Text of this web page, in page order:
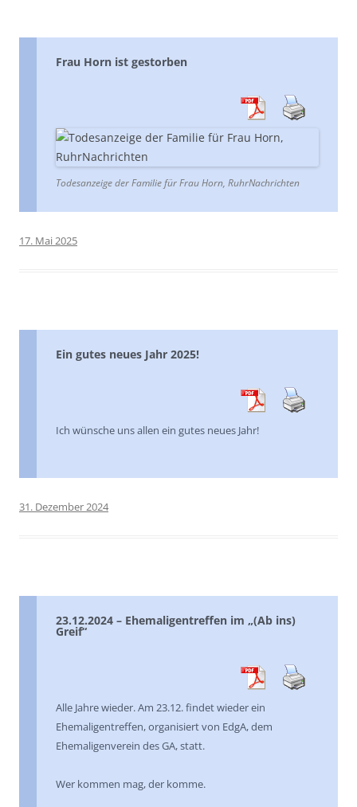
Frau Horn ist gestorben
Todesanzeige der Familie für Frau Horn, RuhrNachrichten
17. Mai 2025
Ein gutes neues Jahr 2025!
Ich wünsche uns allen ein gutes neues Jahr!
31. Dezember 2024
23.12.2024 – Ehemaligentreffen im „(Ab ins)
Greif“
Alle Jahre wieder. Am 23.12. findet wieder ein
Ehemaligentreffen, organisiert von EdgA, dem
Ehemaligenverein des GA, statt.
Wer kommen mag, der komme.